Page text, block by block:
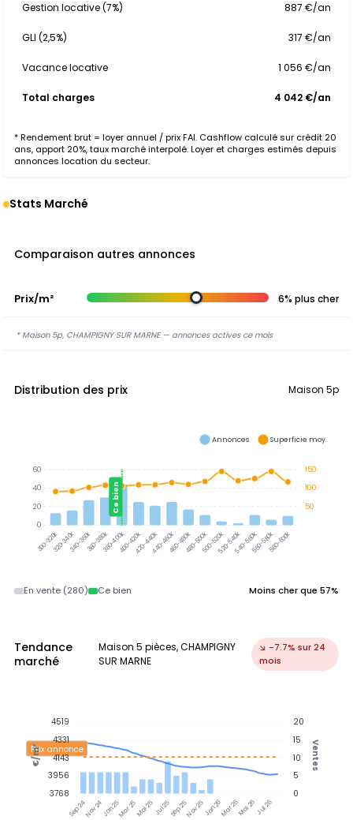
Gestion locative (7%) 887 €/an
GLI (2,5%) 317 €/an
Vacance locative 1 056 €/an
Total charges 4 042 €/an
* Rendement brut = loyer annuel / prix FAI. Cashflow calculé sur crédit 20
ans, apport 20%, taux marché interpolé. Loyer et charges estimés depuis
annonces location du secteur.
Stats Marché
Comparaison autres annonces
Prix/m² 6% plus cher
* Maison 5p, CHAMPIGNY SUR MARNE — annonces actives ce mois
Distribution des prix Maison 5p
300-320k320-340k340-360k360-380k380-400k400-420k420-440k440-460k460-480k480-500k500-520k520-540k540-560k560-580k580-600k
Ce bien
150
100
50
60
40
20
0
Annonces Superficie moy.
En vente (280) Ce bien Moins cher que 57%
Tendance
marché
Maison 5 pièces, CHAMPIGNY
SUR MARNE
↘ -7.7% sur 24
mois
Sep 24Nov 24Jan 25Mar 25Mai 25Jul 25Sep 25Nov 25Jan 26Mar 26Mai 26Jul 26
Prix annonce
20
15
10
5
0
Ventes
4519
4331
4143
3956
3768
€/m²